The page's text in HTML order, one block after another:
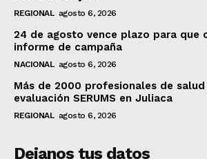
REGIONAL agosto 6, 2026
24 de agosto vence plazo para que
informe de campaña
NACIONAL agosto 6, 2026
Más de 2000 profesionales de salud
evaluación SERUMS en Juliaca
REGIONAL agosto 6, 2026
Dejanos tus datos